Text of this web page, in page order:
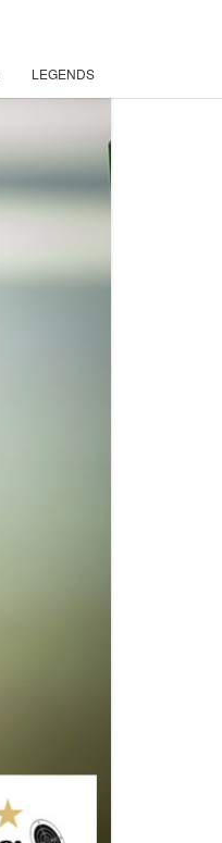
LEGENDS